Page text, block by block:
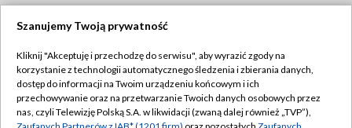
TVP
Abonament TVP
Emisja w TVP
Regulamin TVP
Szanujemy Twoją prywatność
Kliknij "Akceptuję i przechodzę do serwisu", aby wyrazić zgody na
korzystanie z technologii automatycznego śledzenia i zbierania danych,
dostęp do informacji na Twoim urządzeniu końcowym i ich
przechowywanie oraz na przetwarzanie Twoich danych osobowych przez
nas, czyli Telewizję Polską S.A. w likwidacji (zwaną dalej również „TVP”),